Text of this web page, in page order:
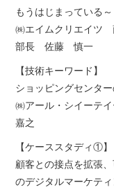
もうはじまっている～
㈱エイムクリエイツ
部長 佐藤 慎一
【技術キーワード】
ショッピングセンタ
㈱アール・シイーテ
嘉之
【ケーススタディ①】
顧客との接点を拡張
のデジタルマーケテ